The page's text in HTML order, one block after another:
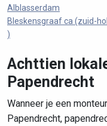
Alblasserdam
Bleskensgraaf ca (zuid-
)
Achttien
Papendrecht
Wanneer je een
Papendrecht,